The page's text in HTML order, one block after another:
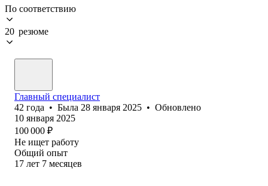
По соответствию
20 резюме
Главный специалист
42 года • Была 28 января 2025 • Обновлено
10 января 2025
100 000 ₽
Не ищет работу
Общий опыт
17 лет 7 месяцев